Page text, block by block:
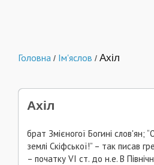
Головна / Ім'яслов / Ахіл
Ахіл
брат Змієногої Богині слов'ян;
землі Скіфської!” – так писав
– початку VI ст. до н.е. В